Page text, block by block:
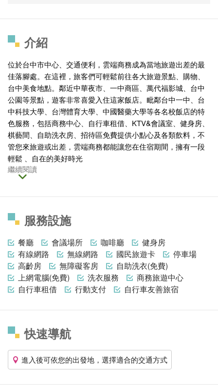
介紹
位於台中市中心、交通便利，雲端商務成為當地旅遊出差的最
佳落腳處。在這裡，旅客們可輕鬆前往各大旅遊景點、購物、
台中美食地點。鄰近中華夜市、一中商區、萬代福影城、台中
公園等景點，遊客非常喜愛入住這家飯店。毗鄰台中一中、台
中科技大學、台灣體育大學、中國醫藥大學等各名校飯店的特
色服務，包括商務中心、自行車租借、KTV&會議室、健身房、
棋藝間、自助洗衣房、招待區免費提供小點心及各類飲料，不
管您來旅遊或出差，雲端商務都能讓您在住宿期間，擁有一段
輕鬆 、自在的美好時光
繼續閱讀
服務設施
餐廳 會議場所 咖啡廳
健身房
有線網路
無線網路 國民旅遊卡
停車場
高齡房
無障礙客房
自助洗衣(免費)
上網電腦(免費)
洗衣服務
商務旅遊中心
自行車租借
行動支付 自行車友善旅宿
快速導航
進入後可依您的出發地，選擇適合的交通方式